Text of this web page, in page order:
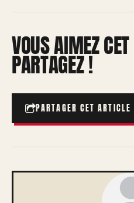
VOUS AIMEZ
PARTAGEZ !
PARTAGER CET ARTICLE